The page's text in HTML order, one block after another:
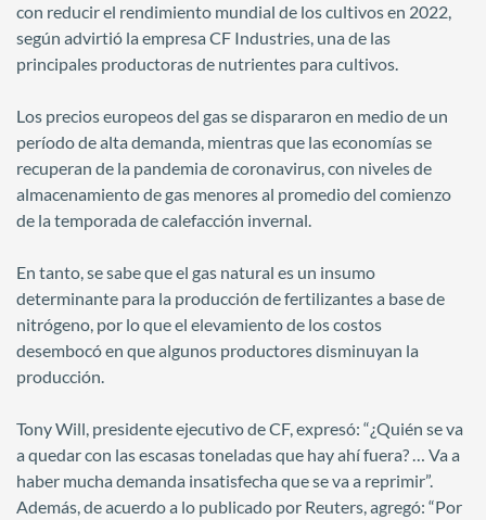
con reducir el rendimiento mundial de los cultivos en 2022,
según advirtió la empresa CF Industries, una de las
principales productoras de nutrientes para cultivos.
Los precios europeos del gas se dispararon en medio de un
período de alta demanda, mientras que las economías se
recuperan de la pandemia de coronavirus, con niveles de
almacenamiento de gas menores al promedio del comienzo
de la temporada de calefacción invernal.
En tanto, se sabe que el gas natural es un insumo
determinante para la producción de fertilizantes a base de
nitrógeno, por lo que el elevamiento de los costos
desembocó en que algunos productores disminuyan la
producción.
Tony Will, presidente ejecutivo de CF, expresó: “¿Quién se va
a quedar con las escasas toneladas que hay ahí fuera? … Va a
haber mucha demanda insatisfecha que se va a reprimir”.
Además, de acuerdo a lo publicado por Reuters, agregó: “Por